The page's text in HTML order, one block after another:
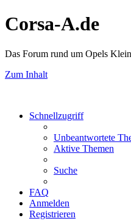
Corsa-A.de
Das Forum rund um Opels
Zum Inhalt
Schnellzugriff
Unbeantwortete
Aktive Themen
Suche
FAQ
Anmelden
Registrieren